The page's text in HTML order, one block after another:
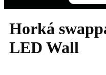
Horká
LED Wall